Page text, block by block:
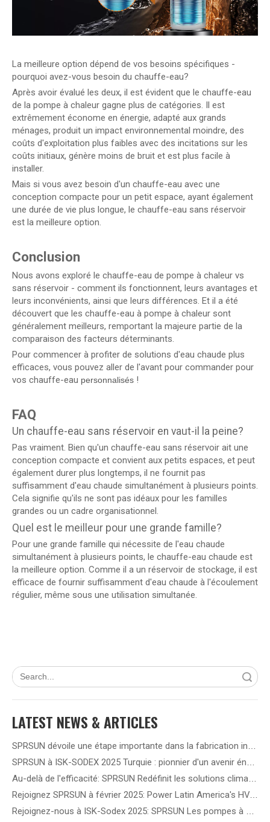
La meilleure option dépend de vos besoins spécifiques -
pourquoi avez-vous besoin du chauffe-eau?
Après avoir évalué les deux, il est évident que le chauffe-eau
de la pompe à chaleur gagne plus de catégories. Il est
extrêmement économe en énergie, adapté aux grands
ménages, produit un impact environnemental moindre, des
coûts d'exploitation plus faibles avec des incitations sur les
coûts initiaux, génère moins de bruit et est plus facile à
installer.
Mais si vous avez besoin d'un chauffe-eau avec une
conception compacte pour un petit espace, ayant également
une durée de vie plus longue, le chauffe-eau sans réservoir
est la meilleure option.
Conclusion
Nous avons exploré le chauffe-eau de pompe à chaleur vs
sans réservoir - comment ils fonctionnent, leurs avantages et
leurs inconvénients, ainsi que leurs différences. Et il a été
découvert que les chauffe-eau à pompe à chaleur sont
généralement meilleurs, remportant la majeure partie de la
comparaison des facteurs déterminants.
Pour commencer à profiter de solutions d'eau chaude plus
efficaces, vous pouvez aller de l'avant pour commander pour
vos chauffe-eau personnalisés !
FAQ
Un chauffe-eau sans réservoir en vaut-il la peine?
Pas vraiment. Bien qu'un chauffe-eau sans réservoir ait une
conception compacte et convient aux petits espaces, et peut
également durer plus longtemps, il ne fournit pas
suffisamment d'eau chaude simultanément à plusieurs points.
Cela signifie qu'ils ne sont pas idéaux pour les familles
grandes ou un cadre organisationnel.
Quel est le meilleur pour une grande famille?
Pour une grande famille qui nécessite de l'eau chaude
simultanément à plusieurs points, le chauffe-eau chaude est
la meilleure option. Comme il a un réservoir de stockage, il est
efficace de fournir suffisamment d'eau chaude à l'écoulement
régulier, même sous une utilisation simultanée.
LATEST NEWS & ARTICLES
Rejoignez SPRSUN à février 2025: Power Latin America's HVAC Future!